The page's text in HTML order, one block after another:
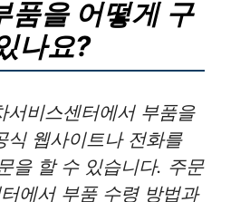
품을 어떻게 구
나요?
서비스센터에서 부품을
식 웹사이트나 전화를
을 할 수 있습니다. 주문
에서 부품 수령 방법과